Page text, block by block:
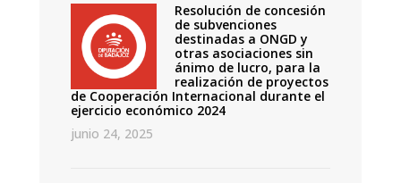
Resolución de concesión
de subvenciones
destinadas a ONGD y
otras asociaciones sin
ánimo de lucro, para la
realización de proyectos
de Cooperación Internacional durante el
ejercicio económico 2024
junio 24, 2025